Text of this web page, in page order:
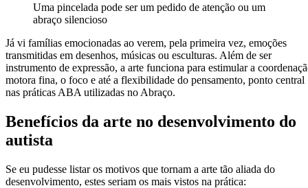
Uma pincelada pode ser um pedido de atenção ou um
abraço silencioso
Já vi famílias emocionadas ao verem, pela primeira vez, emoções
transmitidas em desenhos, músicas ou esculturas. Além de ser
instrumento de expressão, a arte funciona para estimular a
motora fina, o foco e até a flexibilidade do pensamento, ponto central
nas práticas ABA utilizadas no Abraço.
Benefícios da arte no desenvolvimento do
autista
Se eu pudesse listar os motivos que tornam a arte tão aliada do
desenvolvimento, estes seriam os mais vistos na prática: